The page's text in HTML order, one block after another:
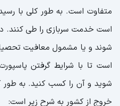
است خدمت سربازی را طی کنند.
شوند و یا مشمول معافیت
است تا با شرایط گرفتن
شوید و آن را کسب کنید. به طور
خروج از کشور به شرح زیر است: